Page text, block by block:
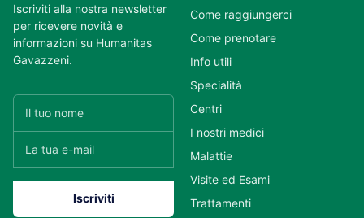
Iscriviti alla nostra newsletter
per ricevere novità e
informazioni su Humanitas
Gavazzeni.
Come raggiungerci
Come prenotare
Info utili
Specialità
Centri
I nostri medici
Malattie
Visite ed Esami
Trattamenti